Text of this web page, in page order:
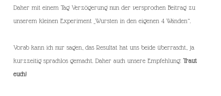
Daher mit einem Tag Verzögerung nun der versprochen Beitrag zu
unserem kleinen Experiment „Wursten in den eigenen 4 Wänden“.
Vorab kann ich nur sagen, das Resultat hat uns beide überrascht, ja
kurzzeitig sprachlos gemacht. Daher auch unsere Empfehlung: Traut
euch!